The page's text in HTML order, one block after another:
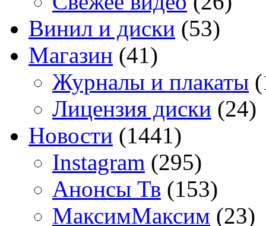
Винил и диски (53)
Магазин (41)
Журналы и плакаты
Лицензия диски (24)
Новости (1441)
Instagram (295)
Анонсы Тв (153)
МаксимМаксим (23)